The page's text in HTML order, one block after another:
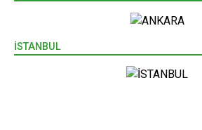
İSTANBUL